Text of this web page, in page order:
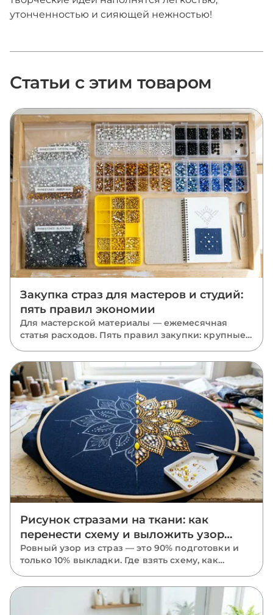
утонченностью и сияющей нежностью!
Статьи с этим товаром
Закупка страз для мастеров и студий:
пять правил экономии
Для мастерской материалы — ежемесячная
статья расходов. Пять правил закупки: крупные
там, где он уместен, и одна партия на проект.
Рисунок стразами на ткани: как
перенести схему и выложить узор
ровно
Ровный узор из страз — это 90% подготовки и
только 10% выкладки. Где взять схему, как
трафаретом или калькой, в каком порядке
класть камни и почему размечать нужно
растянутую ткань.